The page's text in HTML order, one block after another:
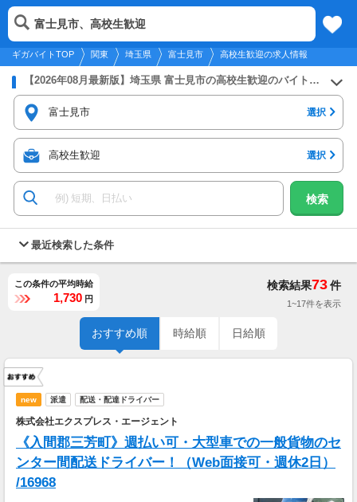
2026年8月9日更新
関東
メニュー
ギガバイトTOP 関東 埼玉県 富士見市 高校生歓迎の求人情報
富士見市、高校生歓迎
【2026年08月最新版】埼玉県 富士見市の高校生歓迎のバイト・アルバイト・パートの求人募集情報
富士見市 選択
高校生歓迎 選択
検索
最近検索した条件
この条件の平均時給
1,730 円
検索結果73件
1~17件を表示
おすすめ順 時給順 日給順
new 派遣 配送・配達ドライバー
株式会社エクスプレス・エージェント
《入間郡三芳町》週払い可・大型車での一般貨物のセ
ンター間配送ドライバー！（Web面接可・週休2日）
/16968